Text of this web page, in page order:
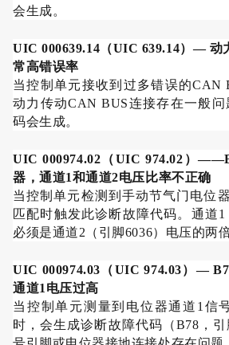
会生成。
UIC 000639.14 （UIC 639.14）— 动
常高错误率
当控制单元接收到过多错误的CAN
动力传动CAN BUS连接存在一般
码会生成。
UIC 000974.02 （UIC 974.02 ）
器，通道1和通道2电压比率不正确
当控制单元检测到手动节气门电位
匹配时触发此诊断故障代码。通道1
必须是通道2 （引脚6036）电压的两倍
UIC 000974.03 （UIC 974.03）—
通道1 电压过高
当控制单元测量到电位器通道 1 信
时，会生成诊断故障代码（B78 ，